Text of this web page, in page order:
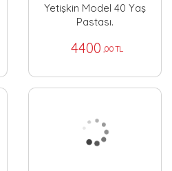
Yetişkin Model 40 Yaş
Pastası.
4400 ,00 TL